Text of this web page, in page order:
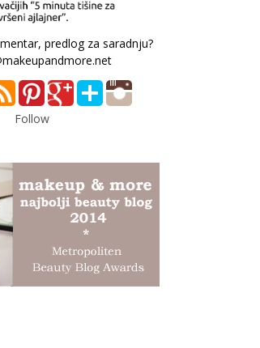
predlog za saradnju?
Follow